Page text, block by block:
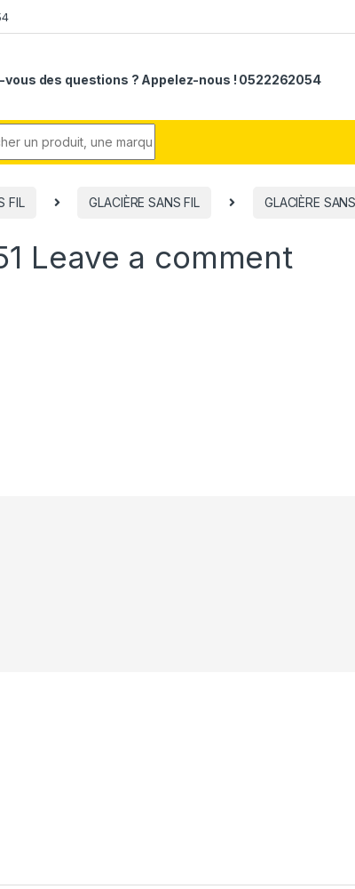
vous des questions ? Appelez-nous ! 0522262054
FIL GLACIÈRE SANS FIL GLACIÈRE
Leave a comment